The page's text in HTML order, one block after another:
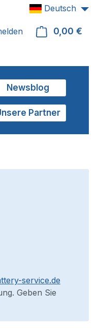
0,00 €
Deutsch
Newsblog
Partner
service.de
Geben Sie